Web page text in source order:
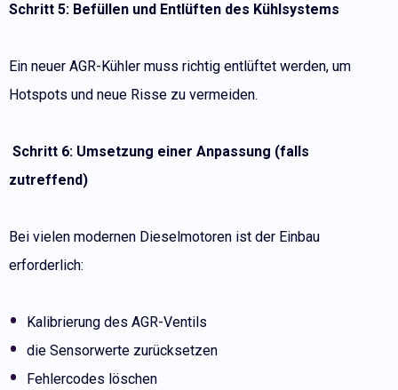
Schritt 5: Befüllen und Entlüften des Kühlsystems
Ein neuer AGR-Kühler muss richtig entlüftet werden, um
Hotspots und neue Risse zu vermeiden.
Schritt 6: Umsetzung einer Anpassung (falls
zutreffend)
Bei vielen modernen Dieselmotoren ist der Einbau
erforderlich:
Kalibrierung des AGR-Ventils
die Sensorwerte zurücksetzen
Fehlercodes löschen